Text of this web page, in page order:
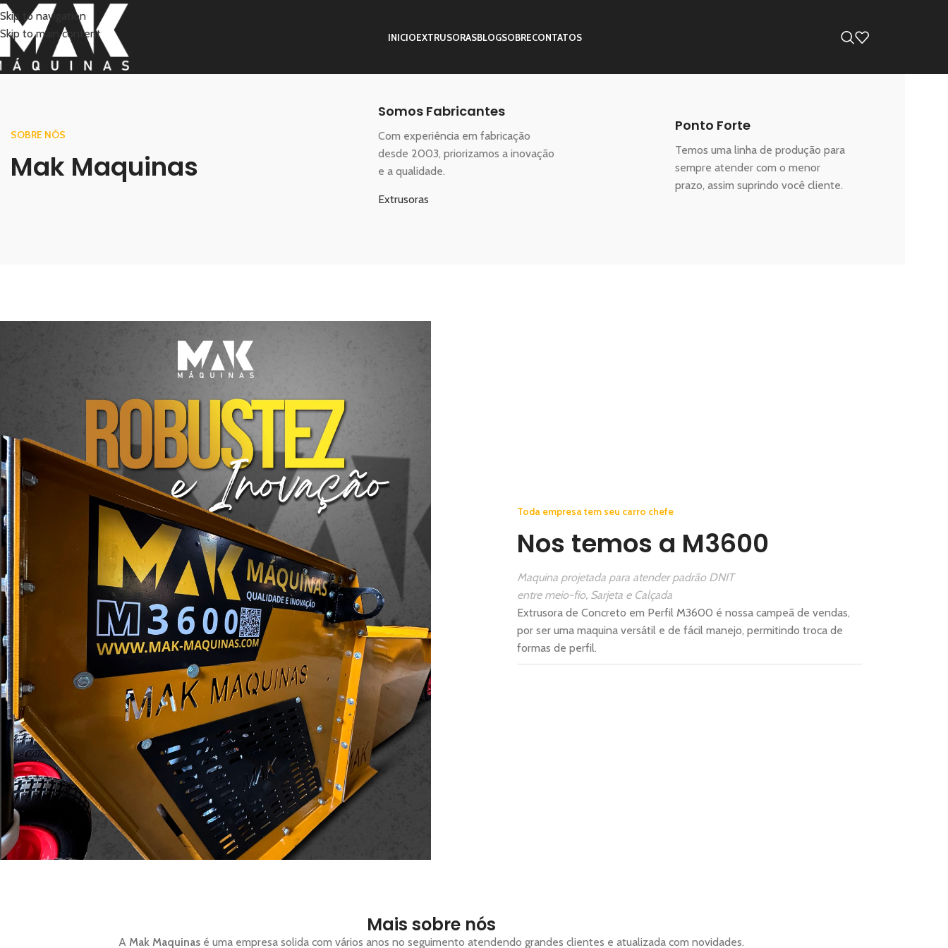
Skip to navigation
Skip to main content
INICIOEXTRUSORASBLOGSOBRECONTATOS
SOBRE NÓS
Mak Maquinas
Somos Fabricantes
Com experiência em fabricação
desde 2003, priorizamos a inovação
e a qualidade.
Extrusoras
Ponto Forte
Temos uma linha de produção para
sempre atender com o menor
prazo, assim suprindo você cliente.
Toda empresa tem seu carro chefe
Nos temos a M3600
Maquina projetada para atender padrão DNIT
entre meio-fio, Sarjeta e Calçada
Extrusora de Concreto em Perfil M3600 é nossa campeã de vendas,
por ser uma maquina versátil e de fácil manejo, permitindo troca de
formas de perfil.
Mais sobre nós
A Mak Maquinasé uma empresa solida com vários anos no seguimento atendendo grandes clientes e atualizada com novidades.